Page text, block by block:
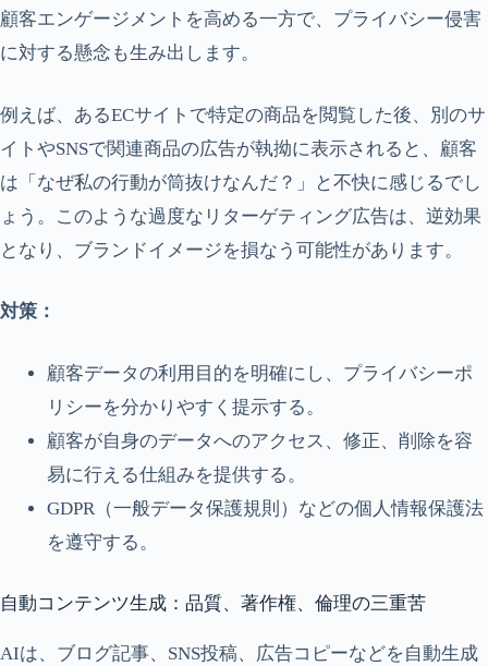
顧客エンゲージメントを高める一方で、プライバシー侵害
に対する懸念も生み出します。
例えば、あるECサイトで特定の商品を閲覧した後、別のサ
イトやSNSで関連商品の広告が執拗に表示されると、顧客
は「なぜ私の行動が筒抜けなんだ？」と不快に感じるでし
ょう。このような過度なリターゲティング広告は、逆効果
となり、ブランドイメージを損なう可能性があります。
対策：
顧客データの利用目的を明確にし、プライバシーポ
リシーを分かりやすく提示する。
顧客が自身のデータへのアクセス、修正、削除を容
易に行える仕組みを提供する。
GDPR（一般データ保護規則）などの個人情報保護法
を遵守する。
自動コンテンツ生成：品質、著作権、倫理の三重苦
AIは、ブログ記事、SNS投稿、広告コピーなどを自動生成